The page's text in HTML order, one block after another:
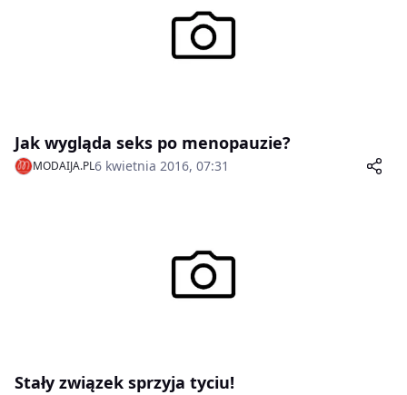
Jak wygląda seks po menopauzie?
MODAIJA.PL6 kwietnia 2016, 07:31
Stały związek sprzyja tyciu!